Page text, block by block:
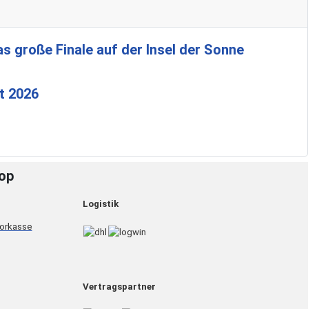
große Finale auf der Insel der Sonne
2026
Logistik
Vertragspartner